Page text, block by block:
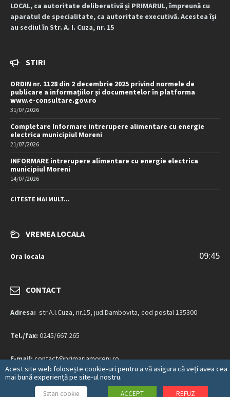
LOCAL, ca autoritate deliberativă și PRIMARUL, împreună cu
aparatul de specialitate, ca autoritate executivă. Acestea își
au sediul în Str. A. I. Cuza, nr. 15
STIRI
ORDIN nr. 1128 din 2 decembrie 2025 privind normele de
publicare a informațiilor și documentelor în platforma
www.e-consultare.gov.ro
31/07/2026
Completare Informare intrerupere alimentare cu energie
electrica municipiul Moreni
21/07/2026
INFORMARE intrerupere alimentare cu energie electrica
municipiul Moreni
14/07/2026
CITESTE MAI MULT...
VREMEA LOCALA
Ora locala 09:45
CONTACT
Adresa: str.A.I.Cuza, nr.15, jud.Dambovita, cod postal 135300
Tel./fax: 0245/667.265
E-mail:contact@primariamoreni.ro
Mai multe detalii…
Acest site web folosește cookie-uri pentru a vă asigura că veți avea cea
mai bună experiență pe site-ul nostru.
Setari cookie ACCEPT REFUZ